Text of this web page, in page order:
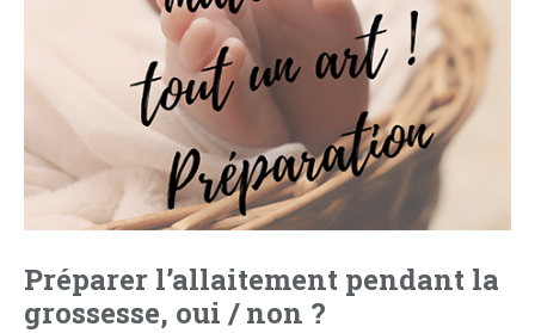
Préparer l’allaitement pendant la
grossesse, oui / non ?